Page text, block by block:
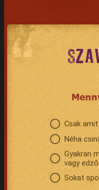
Csak amit
Néha
Gyakran
vagy
Sokat